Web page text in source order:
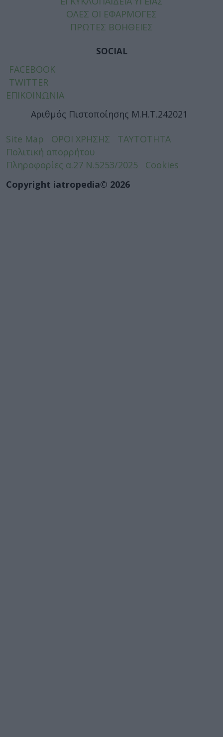
ΟΛΕΣ ΟΙ ΕΦΑΡΜΟΓΕΣ
ΠΡΩΤΕΣ ΒΟΗΘΕΙΕΣ
SOCIAL
FACEBOOK
TWITTER
ΕΠΙΚΟΙΝΩΝΙΑ
Αριθμός Πιστοποίησης Μ.Η.Τ.242021
Site Map ΟΡΟΙ ΧΡΗΣΗΣ
ΤΑΥΤΟΤΗΤΑ
Πολιτική απορρήτου
Πληροφορίες α.27 Ν.5253/2025
Cookies
Copyright iatropedia© 2026